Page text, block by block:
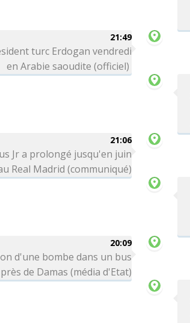
21:49
turc Erdogan vendredi
en Arabie saoudite (officiel)
21:06
Jr a prolongé jusqu'en juin
Real Madrid (communiqué)
20:09
d'une bombe dans un bus
près de Damas (média d'Etat)